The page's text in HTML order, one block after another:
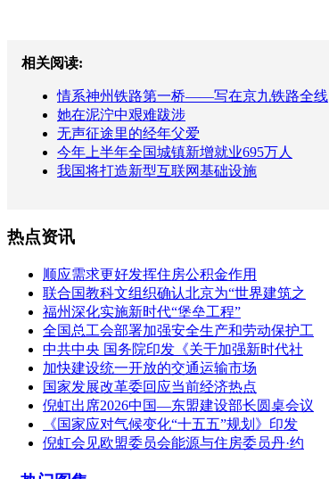
相关阅读:
情系神州铁路第一桥——写在京九铁路全线
她在泥泞中艰难跋涉
无声征途里的经年父爱
今年上半年全国城镇新增就业695万人
我国将打造新型互联网基础设施
热点资讯
顺应需求更好发挥住房公积金作用
联合国教科文组织确认北京为“世界建筑之
福州深化实施新时代“堡垒工程”
全国总工会部署加强安全生产和劳动保护工
中共中央 国务院印发《关于加强新时代社
加快建设统一开放的交通运输市场
国家发展改革委回应当前经济热点
倪虹出席2026中国—东盟建设部长圆桌会议
《国家应对气候变化“十五五”规划》印发
倪虹会见欧盟委员会能源与住房委员丹·约